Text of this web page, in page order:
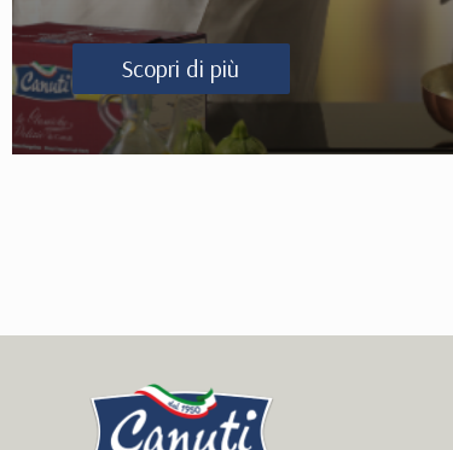
Scopri di più